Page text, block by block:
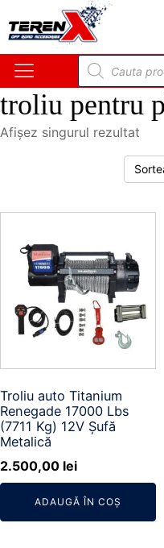
Products
search
troliu pentru
Afișez singurul rezultat
Troliu auto Titanium
Renegade 17000 Lbs
(7711 Kg) 12V Șufă
Metalică
2.500,00 lei
ADAUGĂ ÎN COȘ